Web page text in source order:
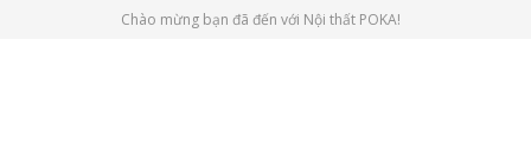
Chào mừng bạn đã đến với Nội thất POKA!